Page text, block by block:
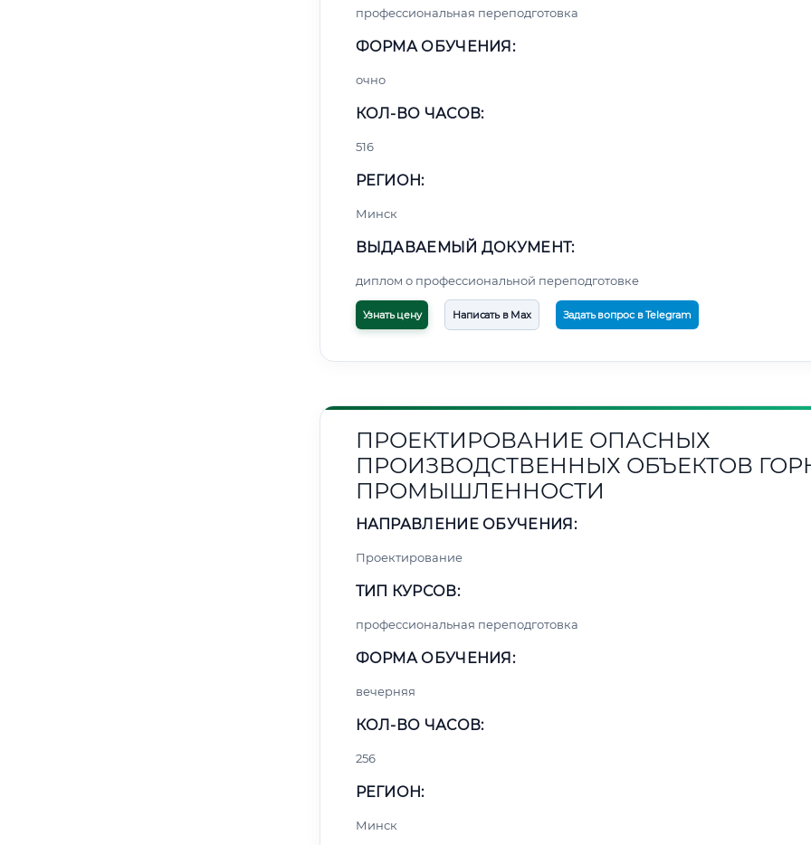
профессиональная переподготовка
ФОРМА ОБУЧЕНИЯ:
очно
КОЛ-ВО ЧАСОВ:
516
РЕГИОН:
Минск
ВЫДАВАЕМЫЙ ДОКУМЕНТ:
диплом о профессиональной переподготовке
Узнать цену Написать в Max Задать вопрос в Telegram
ПРОЕКТИРОВАНИЕ ОПАСНЫХ
ПРОИЗВОДСТВЕННЫХ ОБЪЕКТОВ
ПРОМЫШЛЕННОСТИ
НАПРАВЛЕНИЕ ОБУЧЕНИЯ:
Проектирование
ТИП КУРСОВ:
профессиональная переподготовка
ФОРМА ОБУЧЕНИЯ:
вечерняя
КОЛ-ВО ЧАСОВ:
256
РЕГИОН:
Минск